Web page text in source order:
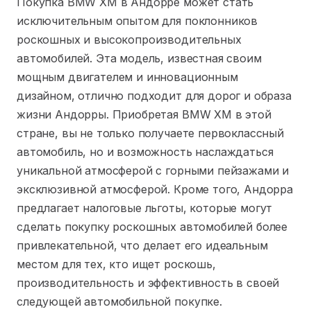
исключительным опытом для поклонников
роскошных и высокопроизводительных
автомобилей. Эта модель, известная своим
мощным двигателем и инновационным
дизайном, отлично подходит для дорог и образа
жизни Андорры. Приобретая BMW XM в этой
стране, вы не только получаете первоклассный
автомобиль, но и возможность наслаждаться
уникальной атмосферой с горными пейзажами и
эксклюзивной атмосферой. Кроме того, Андорра
предлагает налоговые льготы, которые могут
сделать покупку роскошных автомобилей более
привлекательной, что делает его идеальным
местом для тех, кто ищет роскошь,
производительность и эффективность в своей
следующей автомобильной покупке.